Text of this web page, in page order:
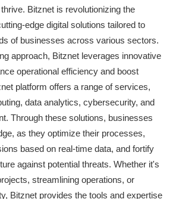
Bitznet is revolutionizing the
edge digital solutions tailored to
of businesses across various sectors.
approach, Bitznet leverages innovative
operational efficiency and boost
platform offers a range of services,
data analytics, cybersecurity, and
Through these solutions, businesses
as they optimize their processes,
based on real-time data, and fortify
against potential threats. Whether it's
streamlining operations, or
Bitznet provides the tools and expertise